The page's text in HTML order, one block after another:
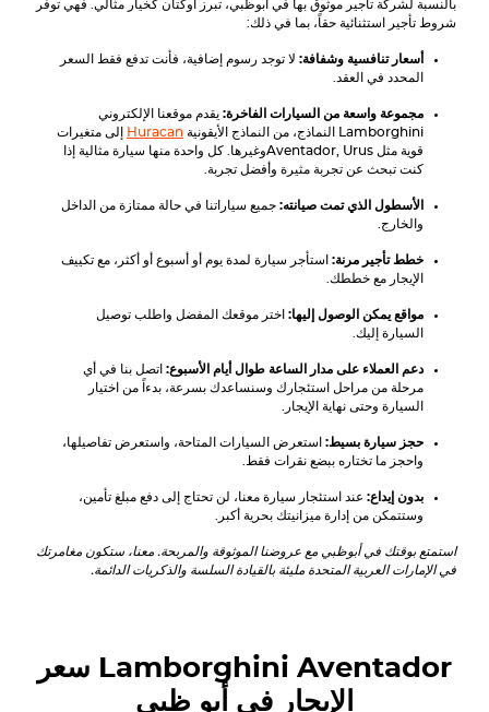
بالنسبة لشركة تأجير موثوق بها في أبوظبي، تبرز أوكتان كخيار مثالي. فهي توفر
شروط تأجير استثنائية حقاً، بما في ذلك:
أسعار تنافسية وشفافة: لا توجد رسوم إضافية، فأنت تدفع فقط السعر
المحدد في العقد.
مجموعة واسعة من السيارات الفاخرة: يقدم موقعنا الإلكتروني
Lamborghini
النماذج، من النماذج الأيقونية Huracan
إلى متغيرات
قوية مثل
Aventador Urus
وغيرها. كل واحدة منها سيارة مثالية إذا
كنت تبحث عن تجربة مثيرة وأفضل تجربة.
الأسطول الذي تمت صيانته: جميع سياراتنا في حالة ممتازة من الداخل
والخارج.
خطط تأجير مرنة: استأجر سيارة لمدة يوم أو أسبوع أو أكثر، مع تكييف
الإيجار مع خططك.
مواقع يمكن الوصول إليها: اختر موقعك المفضل واطلب توصيل
السيارة إليك.
دعم العملاء على مدار الساعة طوال أيام الأسبوع: اتصل بنا في أي
مرحلة من مراحل استئجارك وسنساعدك بسرعة، بدءاً من اختيار
السيارة وحتى نهاية الإيجار.
حجز سيارة بسيط: استعرض السيارات المتاحة، واستعرض تفاصيلها،
واحجز ما تختاره ببضع نقرات فقط.
بدون إيداع: عند استئجار سيارة معنا، لن تحتاج إلى دفع مبلغ تأمين،
وستتمكن من إدارة ميزانيتك بحرية أكبر.
استمتع بوقتك في أبوظبي مع عروضنا الموثوقة والمربحة. معنا، ستكون مغامرتك
في الإمارات العربية المتحدة مليئة بالقيادة السلسة والذكريات الدائمة.
Lamborghini Aventador سعر
الإيجار في أبو ظبي